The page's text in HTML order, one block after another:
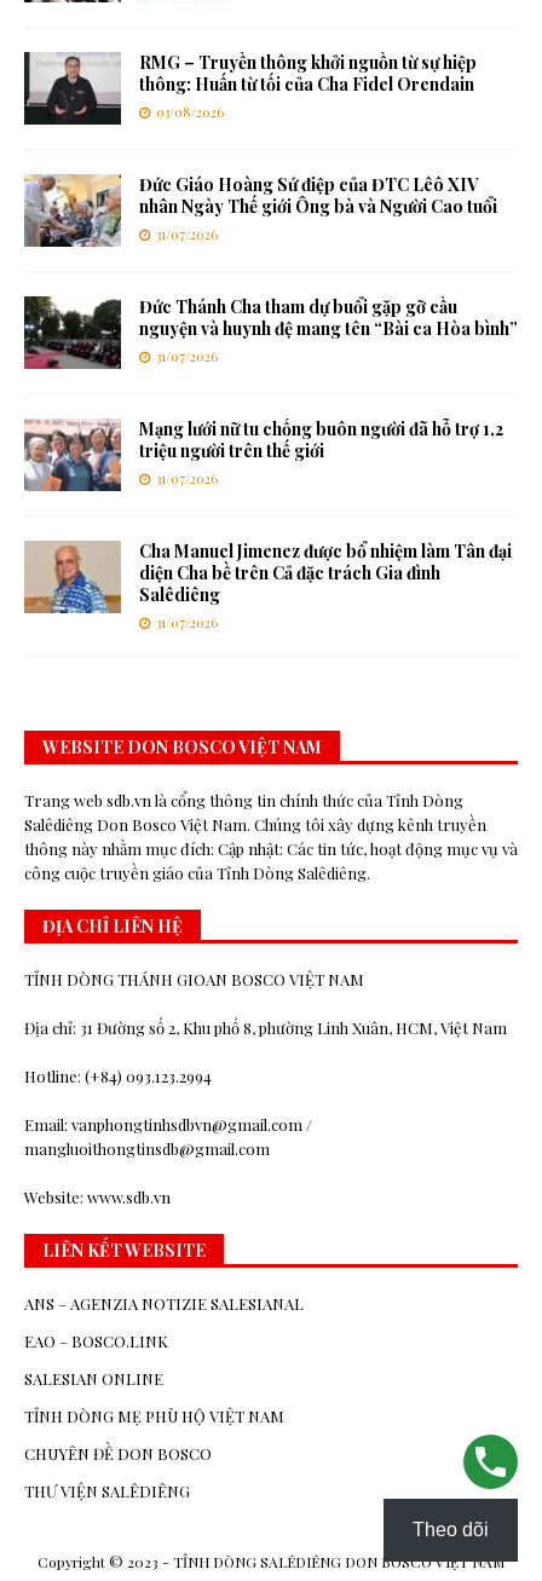
RMG – Truyền thông khởi nguồn từ sự hiệp
thông: Huấn từ tối của Cha Fidel Orendain
03/08/2026
Đức Giáo Hoàng Sứ điệp của ĐTC Lêô XIV
nhân Ngày Thế giới Ông bà và Người Cao tuổi
31/07/2026
Đức Thánh Cha tham dự buổi gặp gỡ cầu
nguyện và huynh đệ mang tên “Bài ca Hòa bình”
31/07/2026
Mạng lưới nữ tu chống buôn người đã hỗ trợ 1,2
triệu người trên thế giới
31/07/2026
Cha Manuel Jimenez được bổ nhiệm làm Tân đại
diện Cha bề trên Cả đặc trách Gia đình
Salêdiêng
31/07/2026
WEBSITE DON BOSCO VIỆT NAM
Trang web sdb.vn là cổng thông tin chính thức của Tỉnh Dòng
Salêdiêng Don Bosco Việt Nam. Chúng tôi xây dựng kênh truyền
thông này nhằm mục đích: Cập nhật: Các tin tức, hoạt động mục vụ và
công cuộc truyền giáo của Tỉnh Dòng Salêdiêng.
ĐỊA CHỈ LIÊN HỆ
TỈNH DÒNG THÁNH GIOAN BOSCO VIỆT NAM
Địa chỉ: 31 Đường số 2, Khu phố 8, phường Linh Xuân, HCM, Việt Nam
Hotline: (+84) 093.123.2994
Email: vanphongtinhsdbvn@gmail.com /
mangluoithongtinsdb@gmail.com
Website: www.sdb.vn
LIÊN KẾT WEBSITE
ANS – AGENZIA NOTIZIE SALESIANAL
EAO – BOSCO.LINK
SALESIAN ONLINE
TỈNH DÒNG MẸ PHÙ HỘ VIỆT NAM
CHUYÊN ĐỀ DON BOSCO
THƯ VIỆN SALÊDIÊNG
Copyright © 2023 - TỈNH DÒNG SALÊDIÊNG DON BOSCO VIỆT NAM
Theo dõi